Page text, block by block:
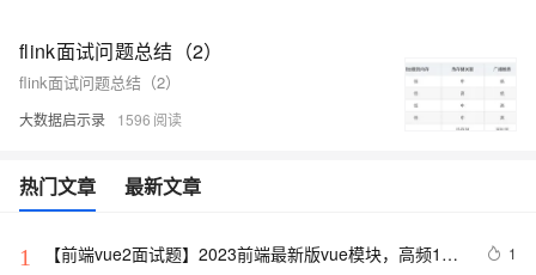
flink面试问题总结（2）
flink面试问题总结（2）
大数据启示录 1596
热门文章 最新文章
1
【前端vue2面试题】2023前端最新版vue模块，高频17
1